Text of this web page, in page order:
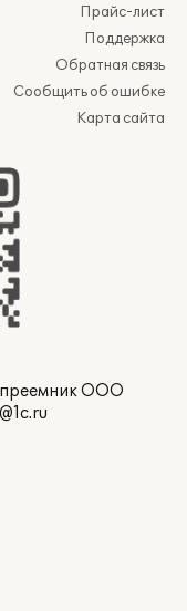
Прайс-лист
Поддержка
Обратная связь
Сообщить об ошибке
Карта сайта
ООО